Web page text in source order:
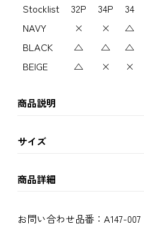
Stocklist 32P 34P 34
NAVY
× × △
BLACK
△ △ △
BEIGE
△ × ×
商品説明
サイズ
商品詳細
お問い合わせ品番： A147-007